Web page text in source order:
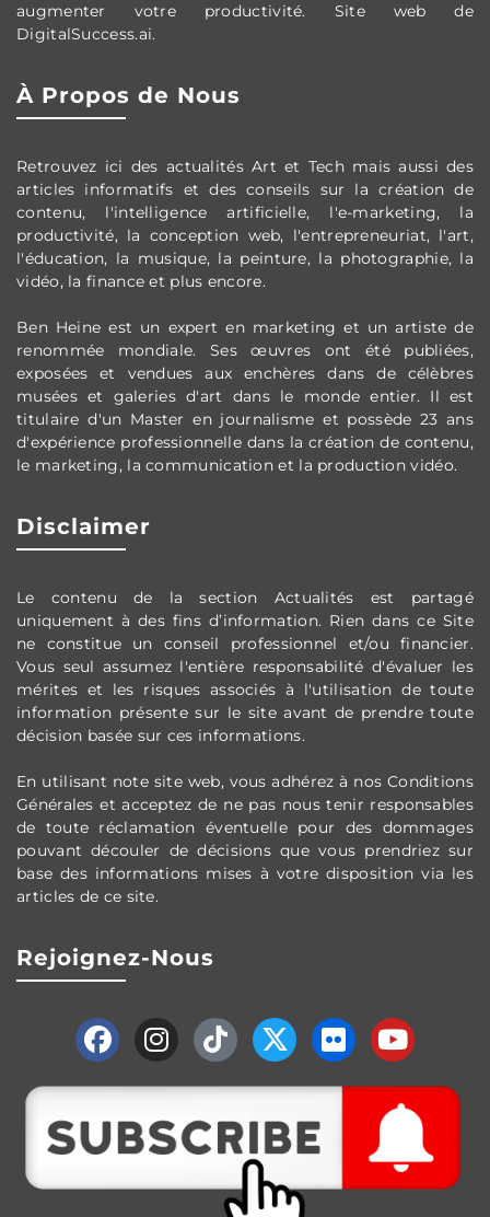
augmenter votre productivité. Site web de
DigitalSuccess.ai.
À Propos de Nous
Retrouvez ici des actualités Art et Tech mais aussi des
articles informatifs et des conseils sur la création de
contenu, l'intelligence artificielle, l'e-marketing, la
productivité, la conception web, l'entrepreneuriat, l'art,
l'éducation, la musique, la peinture, la photographie, la
vidéo, la finance et plus encore.
Ben Heine est un expert en marketing et un artiste de
renommée mondiale. Ses œuvres ont été publiées,
exposées et vendues aux enchères dans de célèbres
musées et galeries d'art dans le monde entier. Il est
titulaire d'un Master en journalisme et possède 23 ans
d'expérience professionnelle dans la création de contenu,
le marketing, la communication et la production vidéo.
Disclaimer
Le contenu de la section Actualités est partagé
uniquement à des fins d’information. Rien dans ce Site
ne constitue un conseil professionnel et/ou financier.
Vous seul assumez l'entière responsabilité d'évaluer les
mérites et les risques associés à l'utilisation de toute
information présente sur le site avant de prendre toute
décision basée sur ces informations.
En utilisant note site web, vous adhérezà nos Conditions
Générales etacceptez de ne pas nous tenir responsables
de toute réclamation éventuelle pour des dommages
pouvant découler de décisions que vous prendriez sur
base des informations mises à votre disposition via les
articles de ce site.
Rejoignez-Nous